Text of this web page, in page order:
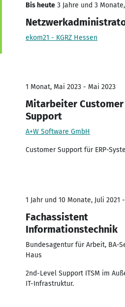
Bis heute 3 Jahre und 3
ekom21 - KGRZ Hessen
1 Monat, Mai 2023 - Mai 2023
Mitarbeiter Customer
Support
A+W Software GmbH
Customer Support für ERP-
1 Jahr und 10 Monate, Juli 2021
Fachassistent
Informationstechnik
Bundesagentur für Arbeit, BA-
Haus
2nd-Level Support ITSM im
IT-Infrastruktur.